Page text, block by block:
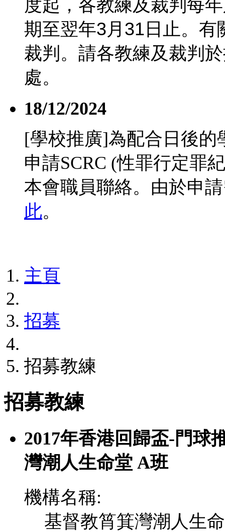
度起，各教練及裁判每
期至翌年3月 31 日止。
裁判。請各教練及裁判
處。
18/12/2024
[學校推廣]為配合日後的
申請SCRC (性罪行定罪
本會職員聯絡。由於申
此。
主頁
招募
招募教練
招募教練
2017年香港回歸盃-門球
灣潮人生命堂 A班
機構名稱:
基督教筲箕灣潮人生